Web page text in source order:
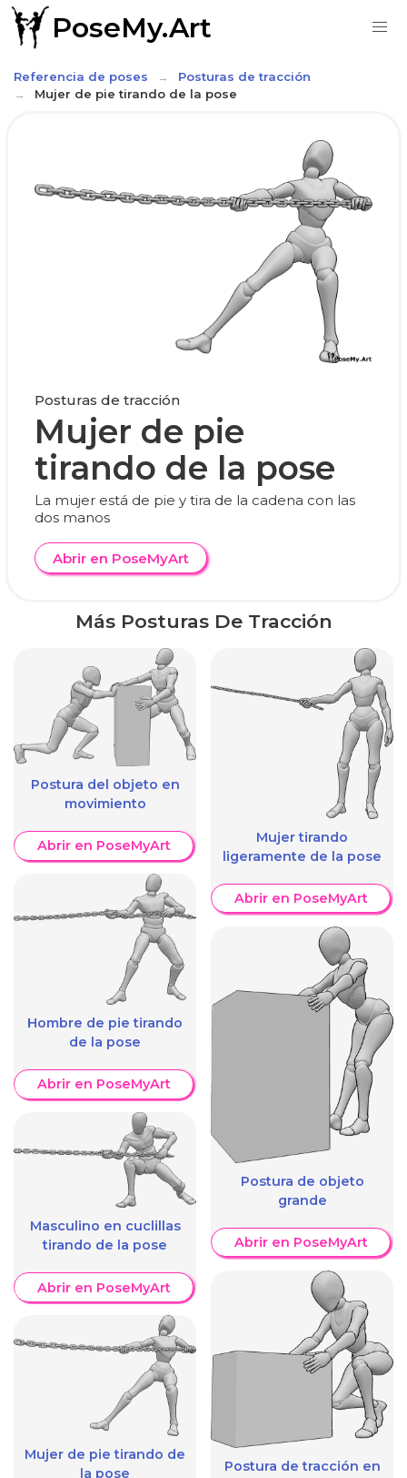
PoseMy.Art
Referencia de poses
Posturas de tracción
Mujer de pie tirando de la pose
Posturas de tracción
Mujer de pie
tirando de la pose
La mujer está de pie y tira de la cadena con las
dos manos
Abrir en PoseMyArt
Más Posturas De Tracción
Postura del objeto en
movimiento
Abrir en PoseMyArt
Hombre de pie tirando
de la pose
Abrir en PoseMyArt
Masculino en cuclillas
tirando de la pose
Abrir en PoseMyArt
Mujer de pie tirando de
la pose
Mujer tirando
ligeramente de la pose
Abrir en PoseMyArt
Postura de objeto
grande
Abrir en PoseMyArt
Postura de tracción en